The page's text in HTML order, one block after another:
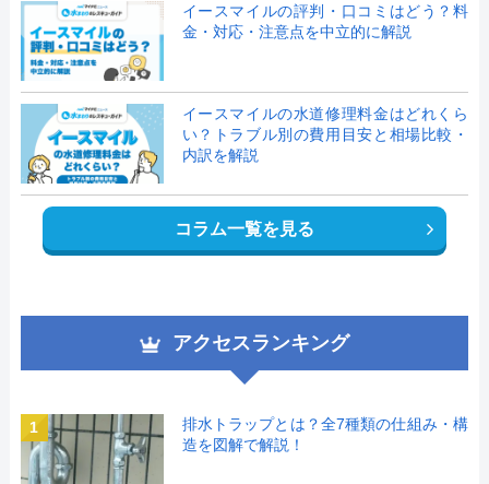
イースマイルの評判・口コミはどう？料
金・対応・注意点を中立的に解説
イースマイルの水道修理料金はどれくら
い？トラブル別の費用目安と相場比較・
内訳を解説
コラム一覧を見る
アクセスランキング
1
排水トラップとは？全7種類の仕組み・構
造を図解で解説！